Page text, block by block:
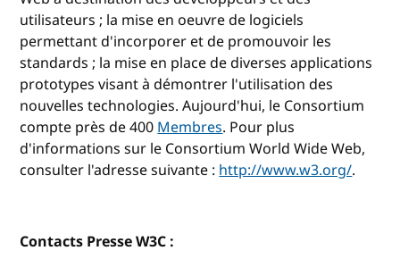
utilisateurs ; la mise en oeuvre de logiciels
permettant d'incorporer et de promouvoir les
standards ; la mise en place de diverses applications
prototypes visant à démontrer l'utilisation des
nouvelles technologies. Aujourd'hui, le Consortium
compte près de 400Membres. Pour plus
d'informations sur le Consortium World Wide Web,
consulter l'adresse suivante :http://www.w3.org/.
Contacts Presse W3C :